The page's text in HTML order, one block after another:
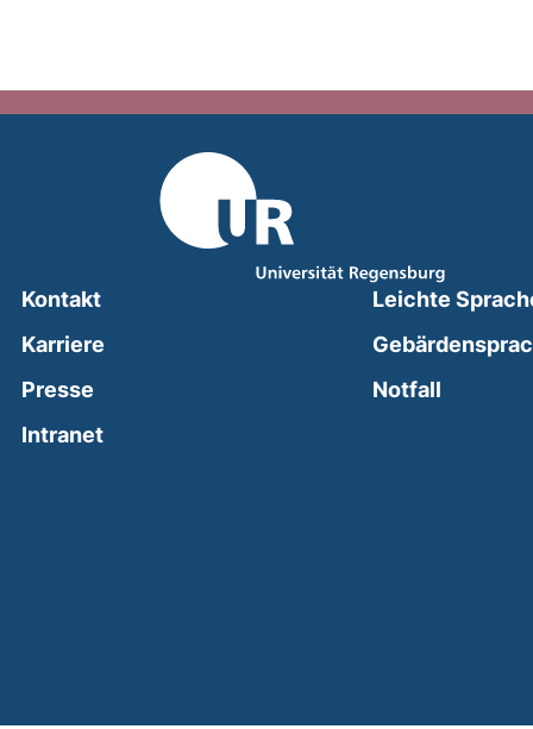
Kontakt
Karriere
Presse
Intranet(external link, opens in a new window)
Leichte
Notfall